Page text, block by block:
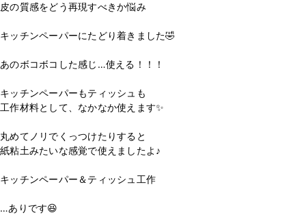
皮の質感をどう再現すべきか悩み
キッチンペーパーにたどり着きました🤣
あのボコボコした感じ…使える！！！
キッチンペーパーもティッシュも
工作材料として、なかなか使えます✨
丸めてノリでくっつけたりすると
紙粘土みたいな感覚で使えましたよ♪
キッチンペーパー＆ティッシュ工作
…ありです😆